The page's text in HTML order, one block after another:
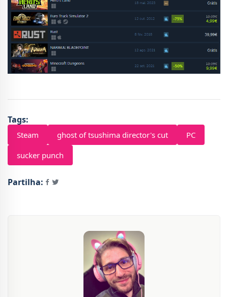
Tags:
Steam ghost of tsushima director's cut
PC
sucker punch
Partilha: